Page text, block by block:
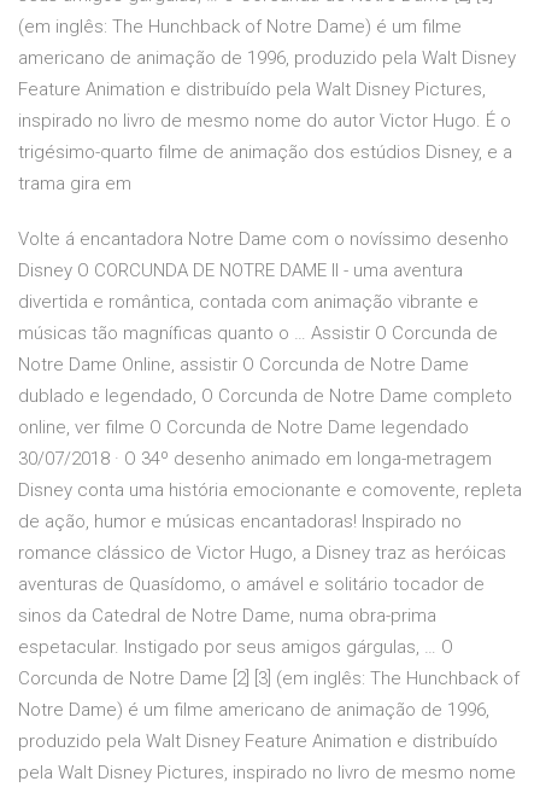
(em inglês: The Hunchback of Notre Dame) é um filme
americano de animação de 1996, produzido pela Walt Disney
Feature Animation e distribuído pela Walt Disney Pictures,
inspirado no livro de mesmo nome do autor Victor Hugo. É o
trigésimo-quarto filme de animação dos estúdios Disney, e a
trama gira em
Volte á encantadora Notre Dame com o novíssimo desenho
Disney O CORCUNDA DE NOTRE DAME II - uma aventura
divertida e romântica, contada com animação vibrante e
músicas tão magníficas quanto o … Assistir O Corcunda de
Notre Dame Online, assistir O Corcunda de Notre Dame
dublado e legendado, O Corcunda de Notre Dame completo
online, ver filme O Corcunda de Notre Dame legendado
30/07/2018 · O 34º desenho animado em longa-metragem
Disney conta uma história emocionante e comovente, repleta
de ação, humor e músicas encantadoras! Inspirado no
romance clássico de Victor Hugo, a Disney traz as heróicas
aventuras de Quasídomo, o amável e solitário tocador de
sinos da Catedral de Notre Dame, numa obra-prima
espetacular. Instigado por seus amigos gárgulas, … O
Corcunda de Notre Dame [2] [3] (em inglês: The Hunchback of
Notre Dame) é um filme americano de animação de 1996,
produzido pela Walt Disney Feature Animation e distribuído
pela Walt Disney Pictures, inspirado no livro de mesmo nome